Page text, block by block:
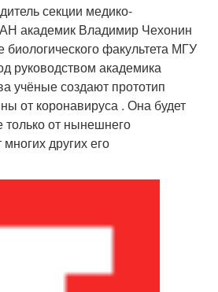
секции медико-
академик Владимир Чехонин
биологического факультета МГУ
руководством академика
учёные создают прототип
от коронавируса . Она будет
только от нынешнего
других его